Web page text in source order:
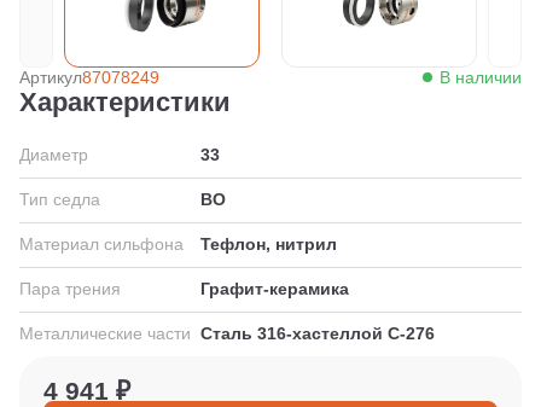
Артикул87078249 В наличии
Характеристики
Диаметр 33
Тип седла BO
Материал сильфона Тефлон, нитрил
Пара трения Графит-керамика
Металлические части Сталь 316-хастеллой С-276
4 941 ₽